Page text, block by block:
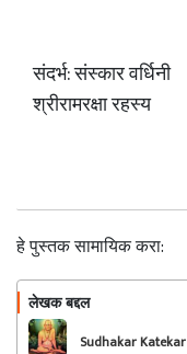
संदर्भ: संस्कार वर्धिनी
श्रीरामरक्षा रहस्य
हे पुस्तक सामायिक करा:
लेखक बद्दल
Sudhakar Katekar